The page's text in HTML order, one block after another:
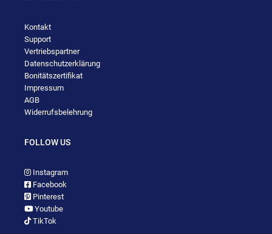
Kontakt
Support
Vertriebspartner
Datenschutzerklärung
Bonitätszertifikat
Impressum
AGB
Widerrufsbelehrung
FOLLOW US
Instagram
Facebook
Pinterest
Youtube
TikTok